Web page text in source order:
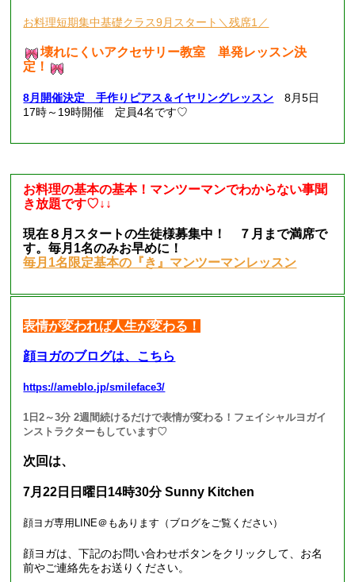
お料理短期集中基礎クラス9月スタート＼残席1／
壊れにくいアクセサリー教室 単発レッスン決
定！
8月開催決定 手作りピアス＆イヤリングレッスン
8月5日
17時～19時開催 定員4名です♡
お料理の基本の基本！マンツーマンでわからない事聞
き放題です♡↓↓
現在８月スタートの生徒様募集中！ ７月まで満席で
す。毎月1名のみお早めに！
毎月1名限定基本の『き』マンツーマンレッスン
表情が変われば人生が変わる！
顔ヨガのブログは、こちら
https://ameblo.jp/smileface3/
1日2～3分 2週間続けるだけで表情が変わる！フェイシャルヨガイ
ンストラクターもしています♡
次回は、
7月22日日曜日14時30分 Sunny Kitchen
顔ヨガ専用LINE＠もあります（ブログをご覧ください）
顔ヨガは、下記のお問い合わせボタンをクリックして、お名
前やご連絡先をお送りください。